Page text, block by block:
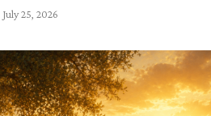
July 25, 2026